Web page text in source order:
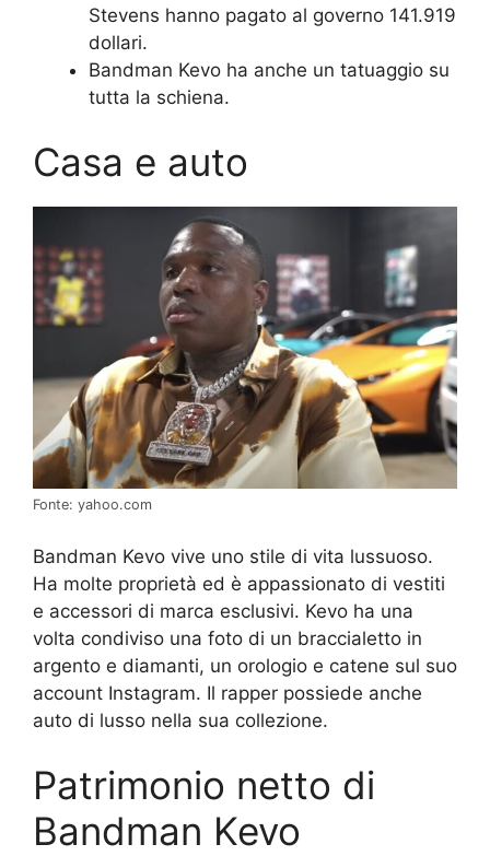
Stevens hanno pagato al governo 141.919
dollari.
Bandman Kevo ha anche un tatuaggio su
tutta la schiena.
Casa e auto
Fonte: yahoo.com
Bandman Kevo vive uno stile di vita lussuoso.
Ha molte proprietà ed è appassionato di vestiti
e accessori di marca esclusivi. Kevo ha una
volta condiviso una foto di un braccialetto in
argento e diamanti, un orologio e catene sul suo
account Instagram. Il rapper possiede anche
auto di lusso nella sua collezione.
Patrimonio netto di
Bandman Kevo